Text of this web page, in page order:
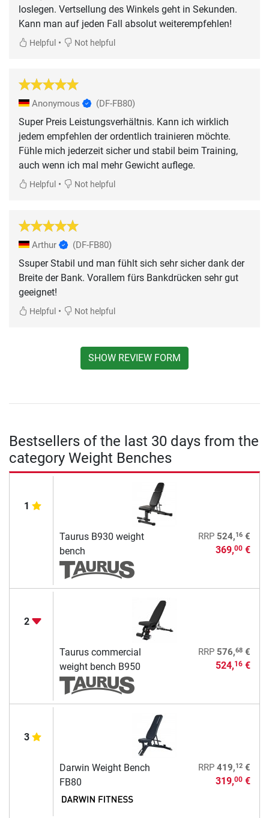
loslegen. Vertsellung des Winkels geht in Sekunden.
Kann man auf jeden Fall absolut weiterempfehlen!
Helpful • Not helpful
Anonymous (DF-FB80)
Super Preis Leistungsverhältnis. Kann ich wirklich
jedem empfehlen der ordentlich trainieren möchte.
Fühle mich jederzeit sicher und stabil beim Training,
auch wenn ich mal mehr Gewicht auflege.
Helpful • Not helpful
Arthur (DF-FB80)
Ssuper Stabil und man fühlt sich sehr sicher dank der
Breite der Bank. Vorallem fürs Bankdrücken sehr gut
geeignet!
Helpful • Not helpful
SHOW REVIEW FORM
Bestsellers of the last 30 days from the
category Weight Benches
1
Taurus B930 weight
bench
RRP 524,16€
369,00€
2
Taurus commercial
weight bench B950
RRP 576,68€
524,16€
3
Darwin Weight Bench
FB80
RRP 419,12€
319,00€